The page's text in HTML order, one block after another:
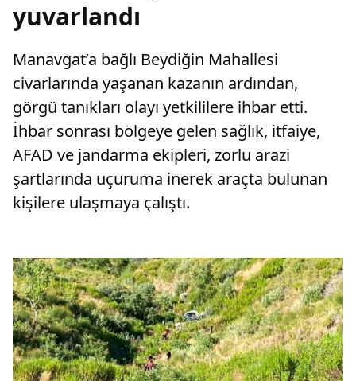
yuvarlandı
Manavgat’a bağlı Beydiğin Mahallesi
civarlarında yaşanan kazanın ardından,
görgü tanıkları olayı yetkililere ihbar etti.
İhbar sonrası bölgeye gelen sağlık, itfaiye,
AFAD ve jandarma ekipleri, zorlu arazi
şartlarında uçuruma inerek araçta bulunan
kişilere ulaşmaya çalıştı.